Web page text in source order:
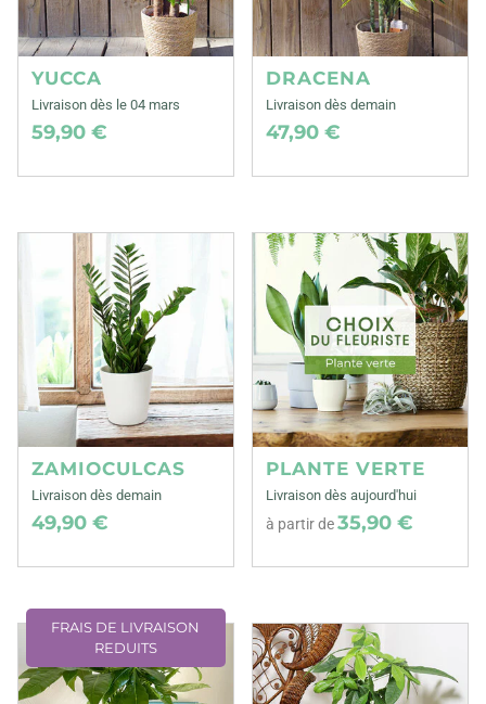
YUCCA
Livraison dès le 04 mars
59,90 €
DRACENA
Livraison dès demain
47,90 €
ZAMIOCULCAS
Livraison dès demain
49,90 €
PLANTE VERTE
Livraison dès aujourd'hui
à partir de35,90 €
FRAIS DE LIVRAISON
REDUITS